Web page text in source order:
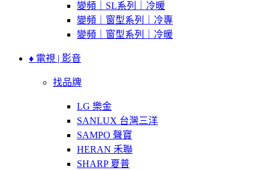
變頻｜SL系列｜冷暖
變頻｜窗型系列｜冷專
變頻｜窗型系列｜冷暖
♦ 電視 | 影音
找品牌
LG 樂金
SANLUX 台灣三洋
SAMPO 聲寶
HERAN 禾聯
SHARP 夏普